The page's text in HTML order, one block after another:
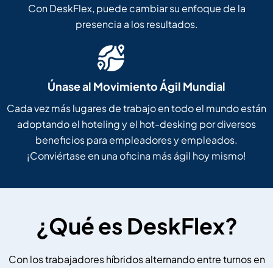
Con DeskFlex, puede cambiar su enfoque de la
presencia a los resultados.
Únase al Movimiento Ágil Mundial
Cada vez más lugares de trabajo en todo el mundo están
adoptando el hoteling y el hot-desking por diversos
beneficios para empleadores y empleados.
¡Conviértase en una oficina más ágil hoy mismo!
¿Qué es DeskFlex?
Con los trabajadores híbridos alternando entre turnos en